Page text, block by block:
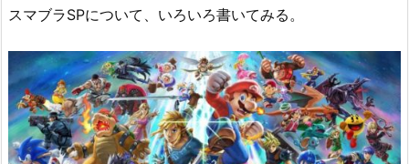
スマブラSPについて、いろいろ書いてみる。